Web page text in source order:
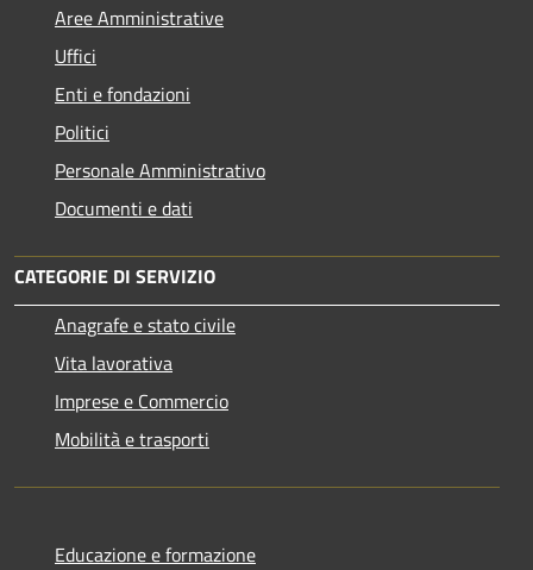
Aree Amministrative
Uffici
Enti e fondazioni
Politici
Personale Amministrativo
Documenti e dati
CATEGORIE DI SERVIZIO
Anagrafe e stato civile
Vita lavorativa
Imprese e Commercio
Mobilità e trasporti
Educazione e formazione